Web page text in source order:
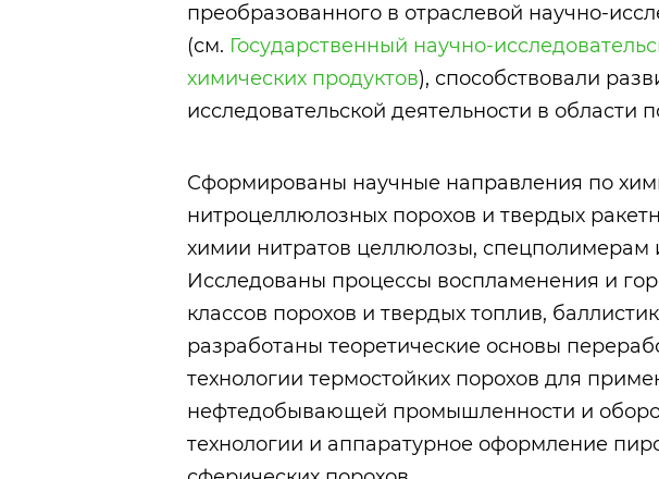
преобразованного в отраслевой научно-
(см. Государственный научно-
химических продуктов), способствовали
исследовательской деятельности в области
Сформированы научные направления по
нитроцеллюлозных порохов и твердых
химии нитратов целлюлозы, спецполимерам
Исследованы процессы воспламенения и
классов порохов и твердых топлив,
разработаны теоретические основы
технологии термостойких порохов для
нефтедобывающей промышленности и
технологии и аппаратурное оформление